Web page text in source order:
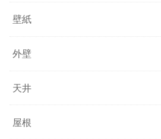
壁紙
外壁
天井
屋根